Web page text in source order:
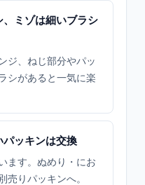
ミゾは細いブラシ
ジ、ねじ部分やパッ
シがあると一気に楽
パッキンは交換
ます。ぬめり・にお
売りパッキンへ。